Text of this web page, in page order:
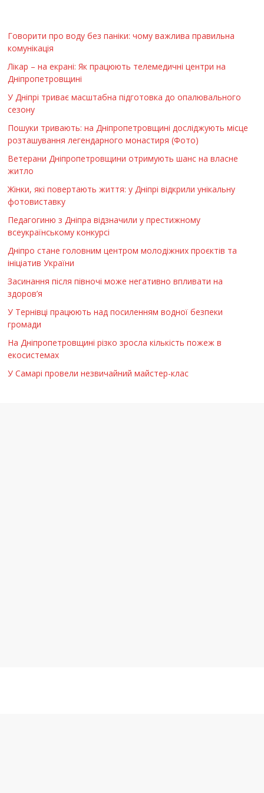
Говорити про воду без паніки: чому важлива правильна
комунікація
Лікар – на екрані: Як працюють телемедичні центри на
Дніпропетровщині
У Дніпрі триває масштабна підготовка до опалювального
сезону
Пошуки тривають: на Дніпропетровщині досліджують місце
розташування легендарного монастиря (Фото)
Ветерани Дніпропетровщини отримують шанс на власне
житло
Жінки, які повертають життя: у Дніпрі відкрили унікальну
фотовиставку
Педагогиню з Дніпра відзначили у престижному
всеукраїнському конкурсі
Дніпро стане головним центром молодіжних проєктів та
ініціатив України
Засинання після півночі може негативно впливати на
здоров’я
У Тернівці працюють над посиленням водної безпеки
громади
На Дніпропетровщині різко зросла кількість пожеж в
екосистемах
У Самарі провели незвичайний майстер-клас